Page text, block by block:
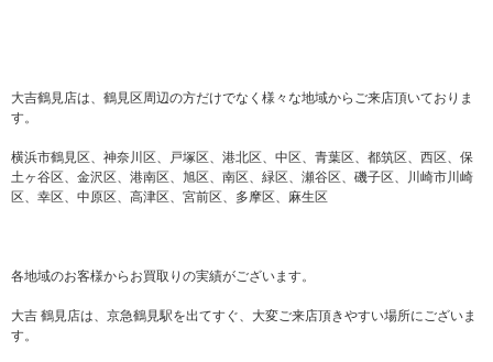
大吉鶴見店は、鶴見区周辺の方だけでなく様々な地域からご来店頂いておりま
す。
横浜市鶴見区、神奈川区、戸塚区、港北区、中区、青葉区、都筑区、西区、保
土ヶ谷区、金沢区、港南区、旭区、南区、緑区、瀬谷区、磯子区、川崎市川崎
区、幸区、中原区、高津区、宮前区、多摩区、麻生区
各地域のお客様からお買取りの実績がございます。
大吉 鶴見店は、京急鶴見駅を出てすぐ、大変ご来店頂きやすい場所にございま
す。